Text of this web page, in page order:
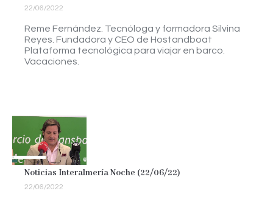
22/06/2022
Reme Fernández. Tecnóloga y formadora Silvina
Reyes. Fundadora y CEO de Hostandboat
Plataforma tecnológica para viajar en barco.
Vacaciones.
Noticias Interalmería Noche (22/06/22)
22/06/2022